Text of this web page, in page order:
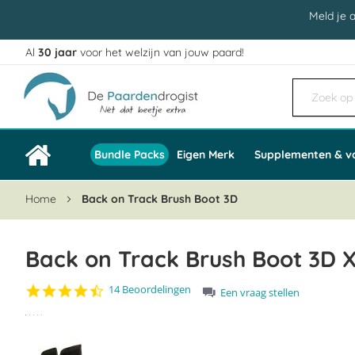
Meld je
Ga
naar
de
inhoud
Al 30 jaar voor het welzijn van jouw paard!
Bundle Packs Eigen Merk Supplementen &
Home Back on Track Brush Boot 3D
Back on Track Brush Boot 3D
4.5
14 Beoordelingen
Een vraag stellen